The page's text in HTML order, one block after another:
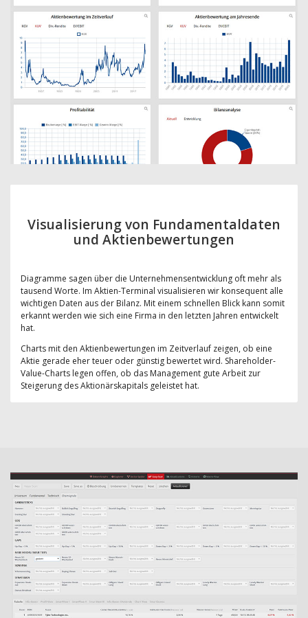
Visualisierung von Fundamentaldaten
und Aktienbewertungen
Diagramme sagen über die Unternehmensentwicklung oft mehr als
tausend Worte. Im Aktien-Terminal visualisieren wir konsequent alle
wichtigen Daten aus der Bilanz. Mit einem schnellen Blick kann somit
erkannt werden wie sich eine Firma in den letzten Jahren entwickelt
hat.
Charts mit den Aktienbewertungen im Zeitverlauf zeigen, ob eine
Aktie gerade eher teuer oder günstig bewertet wird. Shareholder-
Value-Charts legen offen, ob das Management gute Arbeit zur
Steigerung des Aktionärskapitals geleistet hat.